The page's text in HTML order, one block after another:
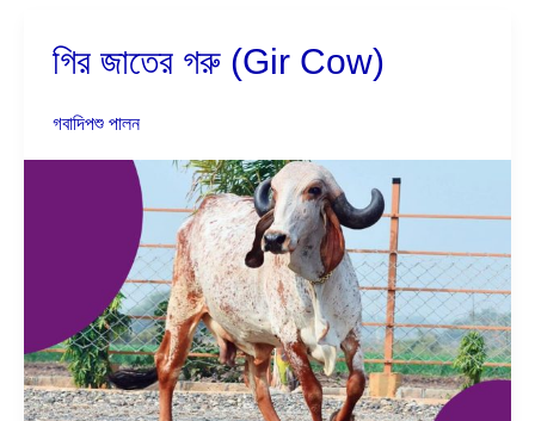
গির জাতের গরু (Gir Cow)
গবাদিপশু পালন
গির
গরু
(Gir